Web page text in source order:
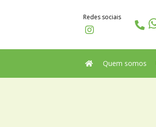
Redes sociais
Quem somos